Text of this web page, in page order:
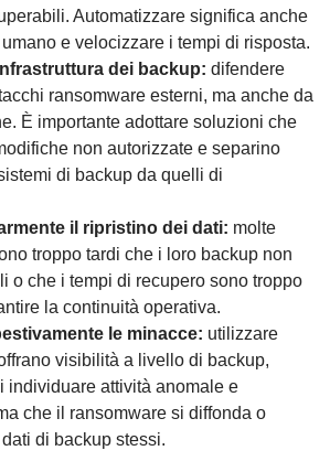
Automatizzare significa anche
umano e velocizzare i tempi di risposta.
dei backup: difendere
ransomware esterni, ma anche da
È importante adottare soluzioni che
non autorizzate e separino
di backup da quelli di
il ripristino dei dati: molte
troppo tardi che i loro backup non
o che i tempi di recupero sono troppo
la continuità operativa.
le minacce: utilizzare
visibilità a livello di backup,
individuare attività anomale e
che il ransomware si diffonda o
di backup stessi.